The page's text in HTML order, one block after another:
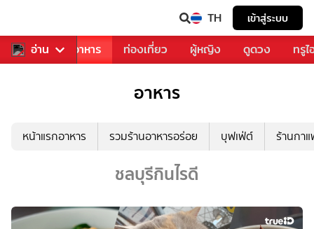
TH เข้าสู่ระบบ
อ่าน
การเพลง อาหาร ท่องเที่ยว ผู้หญิง ดูดวง ทรู
อาหาร
หน้าแรกอาหาร รวมร้านอาหารอร่อย บุฟเฟ่ต์ ร้านกา
ชลบุรีกินไรดี